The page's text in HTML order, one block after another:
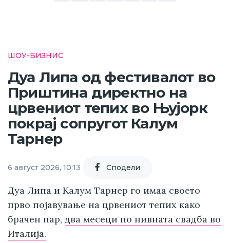
ШОУ-БИЗНИС
Дуа Липа од фестивалот во
Приштина директно на
црвениот тепих во Њујорк
покрај сопругот Калум
Тарнер
6 август 2026, 10:13 Cподели
Дуа Липа и Калум Тарнер го имаа своето
прво појавување на црвениот тепих како
брачен пар, два месеци по нивната свадба во
Италија.